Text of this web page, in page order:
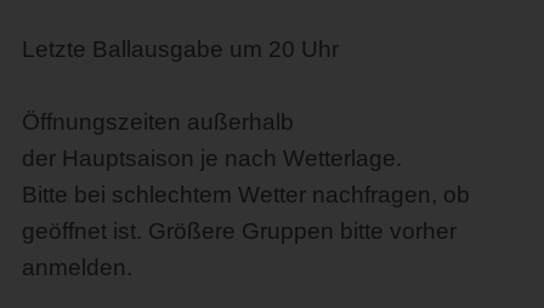
Letzte Ballausgabe um 20 Uhr
Öffnungszeiten außerhalb
der Hauptsaison je nach Wetterlage.
Bitte bei schlechtem Wetter nachfragen, ob
geöffnet ist. Größere Gruppen bitte vorher
anmelden.